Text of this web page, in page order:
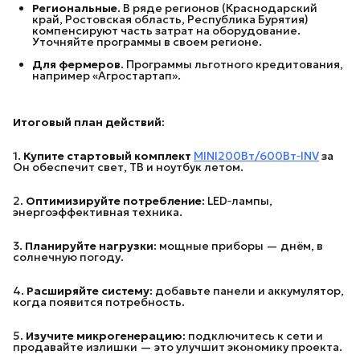
Региональные. В ряде регионов (Краснодарский
край, Ростовская область, Республика Бурятия)
компенсируют часть затрат на оборудование.
Уточняйте программы в своем регионе.
Для фермеров. Программы льготного кредитования,
например «Агростартап».
Итоговый план действий:
1. Купите стартовый комплект MINI200Вт/600Вт‑INVза
Он обеспечит свет, ТВ и ноутбук летом.
2. Оптимизируйте потребление: LED‑лампы,
энергоэффективная техника.
3. Планируйте нагрузки: мощные приборы — днём, в
солнечную погоду.
4. Расширяйте систему: добавьте панели и аккумулятор,
когда появится потребность.
5. Изучите микрогенерацию: подключитесь к сети и
продавайте излишки — это улучшит экономику проекта.